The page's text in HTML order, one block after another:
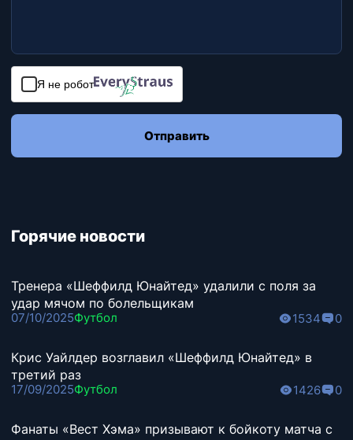
Я не робот
Отправить
Горячие новости
Тренера «Шеффилд Юнайтед» удалили с поля за
удар мячом по болельщикам
07/10/2025Футбол 1534 0
Крис Уайлдер возглавил «Шеффилд Юнайтед» в
третий раз
17/09/2025Футбол 1426 0
Фанаты «Вест Хэма» призывают к бойкоту матча с